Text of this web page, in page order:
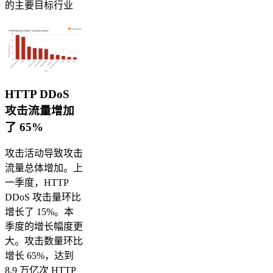
的主要目标行业
HTTP DDoS
攻击流量增加
了 65%
攻击活动导致攻击
流量总体增加。上
一季度，HTTP
DDoS 攻击量环比
增长了 15%。本
季度的增长幅度更
大。攻击数量环比
增长 65%，达到
8.9 万亿次 HTTP